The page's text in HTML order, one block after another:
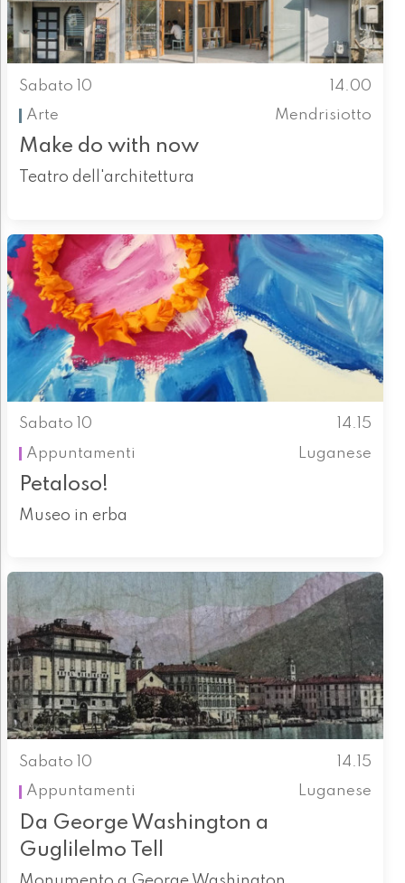
Sabato 10
14.00
Arte
Mendrisiotto
Make do with now
Teatro dell'architettura
Sabato 10
14.15
Appuntamenti
Luganese
Petaloso!
Museo in erba
Sabato 10
14.15
Appuntamenti
Luganese
Da George Washington a
Guglilelmo Tell